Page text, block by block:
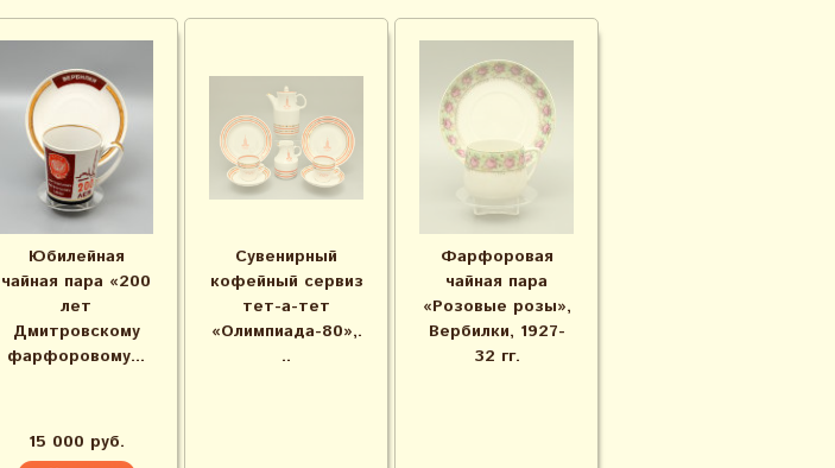
Юбилейная
чайная пара «200
лет
Дмитровскому
фарфоровому...
15 000 руб.
Сувенирный
кофейный сервиз
тет-а-тет
«Олимпиада-80»,.
..
Фарфоровая
чайная пара
«Розовые розы»,
Вербилки, 1927-
32 гг.